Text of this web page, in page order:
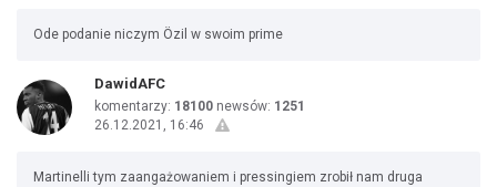
Ode podanie niczym Özil w swoim prime
DawidAFC
komentarzy: 18100 newsów: 1251
26.12.2021, 16:46
Martinelli tym zaangażowaniem i pressingiem zrobił nam druga